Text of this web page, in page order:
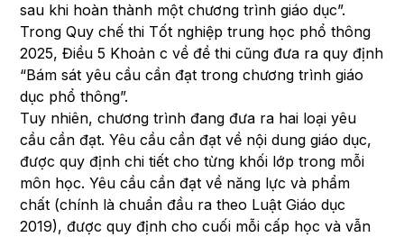
sau khi hoàn thành một chương trình giáo dục”.
Trong Quy chế thi Tốt nghiệp trung học phổ thông
2025, Điều 5 Khoản c về đề thi cũng đưa ra quy định
“Bám sát yêu cầu cần đạt trong chương trình giáo
dục phổ thông”.
Tuy nhiên, chương trình đang đưa ra hai loại yêu
cầu cần đạt. Yêu cầu cần đạt về nội dung giáo dục,
được quy định chi tiết cho từng khối lớp trong mỗi
môn học. Yêu cầu cần đạt về năng lực và phẩm
chất (chính là chuẩn đầu ra theo Luật Giáo dục
2019), được quy định cho cuối mỗi cấp học và vẫn